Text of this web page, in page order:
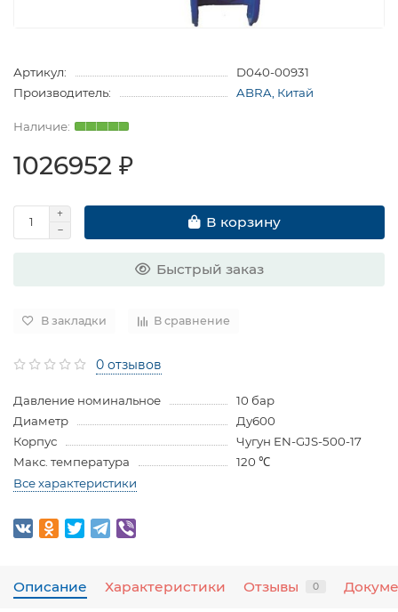
Артикул:
D040-00931
Производитель:
ABRA, Китай
1026952 ₽
В корзину
Быстрый заказ
В закладки В сравнение
0 отзывов
Давление номинальное
10 бар
Диаметр
Ду600
Корпус
Чугун EN-GJS-500-17
Макс. температура
120 ℃
Все характеристики
Описание Характеристики Отзывы 0